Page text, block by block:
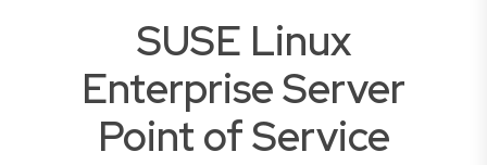
SUSE Linux
Enterprise Server
Point of Service